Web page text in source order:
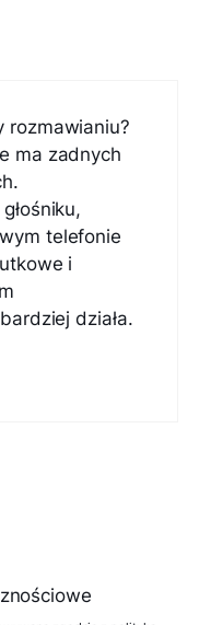
rozmawianiu?
ma zadnych
telefonie
i
działa.